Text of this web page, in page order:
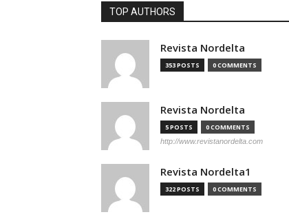
TOP AUTHORS
Revista Nordelta
353 POSTS 0 COMMENTS
Revista Nordelta
5 POSTS 0 COMMENTS
http://www.revistanordelta.com
Revista Nordelta1
322 POSTS 0 COMMENTS